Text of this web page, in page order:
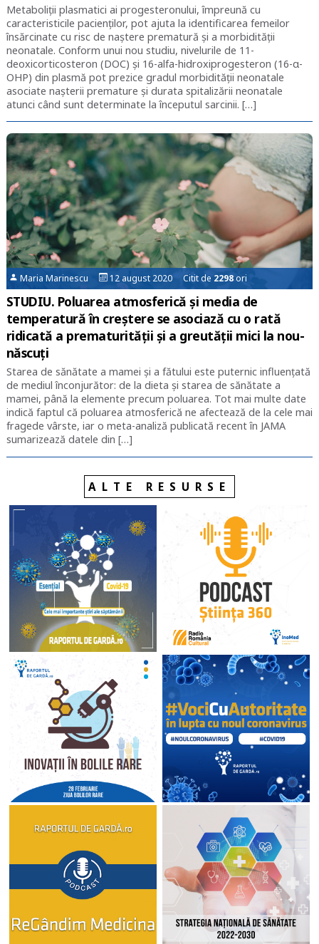
Metaboliții plasmatici ai progesteronului, împreună cu
caracteristicile pacienților, pot ajuta la identificarea femeilor
însărcinate cu risc de naștere prematură și a morbidității
neonatale. Conform unui nou studiu, nivelurile de 11-
deoxicorticosteron (DOC) și 16-alfa-hidroxiprogesteron (16-α-
OHP) din plasmă pot prezice gradul morbidității neonatale
asociate nașterii premature și durata spitalizării neonatale
atunci când sunt determinate la începutul sarcinii. […]
Maria Marinescu 12 august 2020 Citit de 2298ori
STUDIU. Poluarea atmosferică și media de
temperatură în creștere se asociază cu o rată
ridicată a prematurității și a greutății mici la nou-
născuți
Starea de sănătate a mamei și a fătului este puternic influențată
de mediul înconjurător: de la dieta și starea de sănătate a
mamei, până la elemente precum poluarea. Tot mai multe date
indică faptul că poluarea atmosferică ne afectează de la cele mai
fragede vârste, iar o meta-analiză publicată recent în JAMA
sumarizează datele din […]
ALTE RESURSE